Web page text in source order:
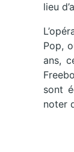
lieu
Pop,
ans,
sont
noter